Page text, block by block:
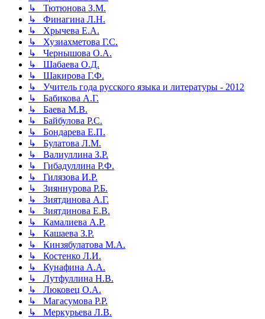
↳ Тютюнова З.М.
↳ Финагина Л.Н.
↳ Хрычева Е.А.
↳ Хузиахметова Г.С.
↳ Чернышова О.А.
↳ Шабаева О.Д.
↳ Шакирова Г.Ф.
↳ Учитель года русского языка и литературы - 2012
↳ Бабикова А.Г.
↳ Баева М.В.
↳ Байбулова Р.С.
↳ Бондарева Е.П.
↳ Булатова Л.М.
↳ Валиуллина З.Р.
↳ Гибадуллина Р.Ф.
↳ Гилязова И.Р.
↳ Зияннурова Р.Б.
↳ Зиятдинова А.Г.
↳ Зиятдинова Е.В.
↳ Камалиева А.Р.
↳ Кашаева З.Р.
↳ Кинзябулатова М.А.
↳ Костенко Л.И.
↳ Кунафина А.А.
↳ Лутфуллина Н.В.
↳ Люковец О.А.
↳ Магасумова Р.Р.
↳ Меркурьева Л.В.